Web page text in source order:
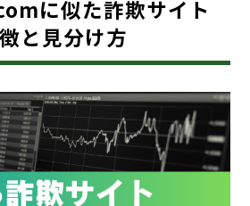
に似た詐欺サイト
と見分け方